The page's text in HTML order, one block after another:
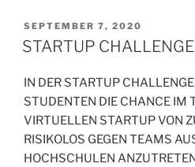
VERÖFFENTLICHT
AM
SEPTEMBER 7, 2020
STARTUP
IN DER STARTUP
STUDENTEN DIE CHANCE IM
VIRTUELLEN STARTUP VON
RISIKOLOS GEGEN TEAMS
HOCHSCHULEN